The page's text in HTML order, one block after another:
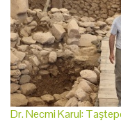
Dr. Necmi Karul: